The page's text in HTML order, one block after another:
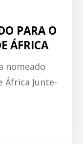
PARA O
ÁFRICA
nomeado
África Junte-